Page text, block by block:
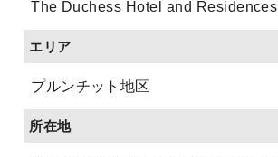
The Duchess Hotel and Residences
エリア
プルンチット地区
所在地